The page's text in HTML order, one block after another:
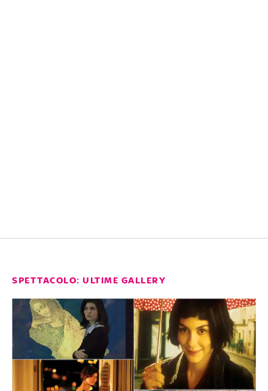
SPETTACOLO: ULTIME GALLERY